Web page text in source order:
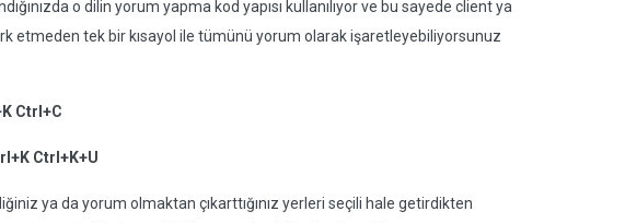
o dilin yorum yapma kod yapısı kullanılıyor ve bu sayede client ya
etmeden tek bir kısayol ile tümünü yorum olarak işaretleyebiliyorsunuz
Ctrl+C
Ctrl+K+U
ya da yorum olmaktan çıkarttığınız yerleri seçili hale getirdikten